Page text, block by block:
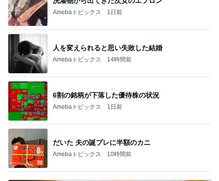
Amebaトピックス 1日前
人を変えられると思い失敗した結婚
Amebaトピックス 14時間前
6割の銘柄が下落した優待株の状況
Amebaトピックス 1日前
だいた 夫の誕プレに半額のカニ
Amebaトピックス 10時間前